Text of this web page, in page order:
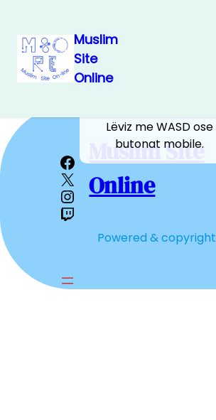
Muslim
Site
Online
Lëviz me WASD ose
butonat mobile.
Muslim Site
Online
Powered & copyright